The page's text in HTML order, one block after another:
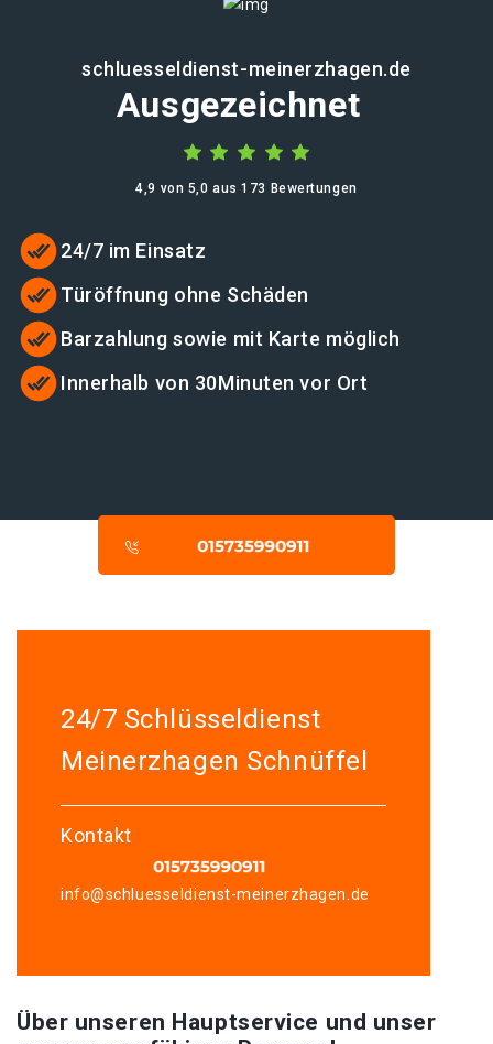
schluesseldienst-meinerzhagen.de
Ausgezeichnet
4,9 von 5,0 aus 173 Bewertungen
24/7 im Einsatz
Türöffnung ohne Schäden
Barzahlung sowie mit Karte möglich
Innerhalb von 30Minuten vor Ort
24/7 Schlüsseldienst
Meinerzhagen Schnüffel
Kontakt
info@schluesseldienst-meinerzhagen.de
Über unseren Hauptservice und unser